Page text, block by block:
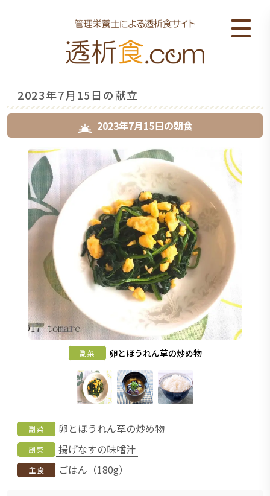
2023年7月15日の献立
2023年7月15日の朝食
副菜 卵とほうれん草の炒め物
副菜 卵とほうれん草の炒め物
副菜 揚げなすの味噌汁
主食 ごはん（180g）